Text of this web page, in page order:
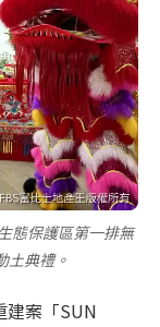
態保護區第一排無
土典禮。
建案「SUN